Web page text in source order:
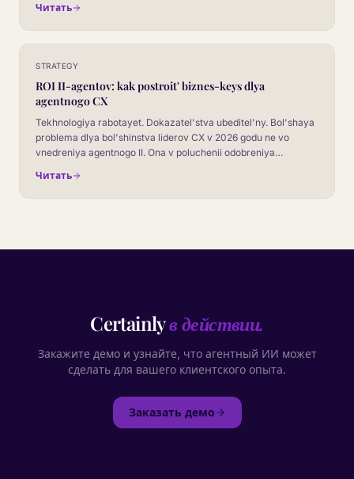
Читать
STRATEGY
ROI II-agentov: kak postroit' biznes-keys dlya
agentnogo CX
Tekhnologiya rabotayet. Dokazatel'stva ubeditel'ny. Bol'shaya
problema dlya bol'shinstva liderov CX v 2026 godu ne vo
vnedreniya agentnogo II. Ona v poluchenii odobreniya
Читать
Certainlyв действии.
Закажите демо и узнайте, что агентный ИИ может
сделать для вашего клиентского опыта.
Заказать демо